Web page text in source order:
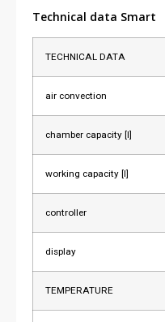
Technical data Smart
TECHNICAL DATA
air convection
chamber capacity [l]
working capacity [l]
controller
display
TEMPERATURE